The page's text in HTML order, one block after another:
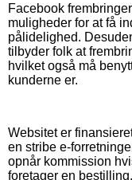
Facebook
muligheder for at få
pålidelighed.
tilbyder folk at
hvilket også må
kunderne er.
Websitet er
en stribe e-
opnår kommission
foretager en bestilling.